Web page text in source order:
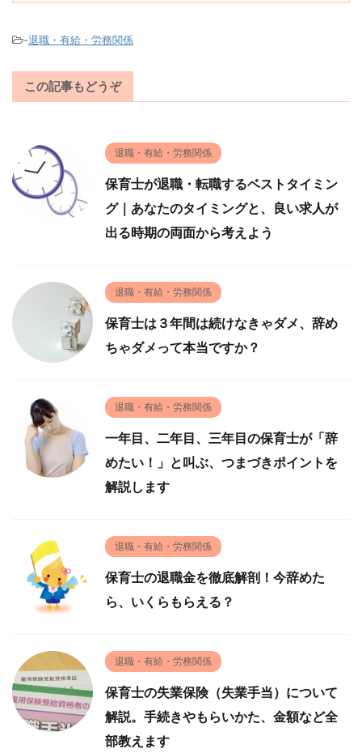
-退職・有給・労務関係
この記事もどうぞ
退職・有給・労務関係
保育士が退職・転職するベストタイミン
グ｜あなたのタイミングと、良い求人が
出る時期の両面から考えよう
退職・有給・労務関係
保育士は３年間は続けなきゃダメ、辞め
ちゃダメって本当ですか？
退職・有給・労務関係
一年目、二年目、三年目の保育士が「辞
めたい！」と叫ぶ、つまづきポイントを
解説します
退職・有給・労務関係
保育士の退職金を徹底解剖！今辞めた
ら、いくらもらえる？
退職・有給・労務関係
保育士の失業保険（失業手当）について
解説。手続きやもらいかた、金額など全
部教えます